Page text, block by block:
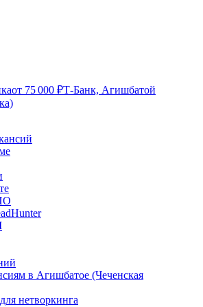
от 75 000 ₽Т-Банк, Агишбатой
в Агишбатое (Чеченская
нетворкинга